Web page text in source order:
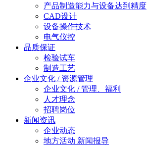
产品制造能力与设备达到精度
CAD设计
设备操作技术
电气仪控
品质保证
检验试车
制造工艺
企业文化 / 资源管理
企业文化 / 管理、福利
人才理念
招聘岗位
新闻资讯
企业动态
地方活动 新闻报导